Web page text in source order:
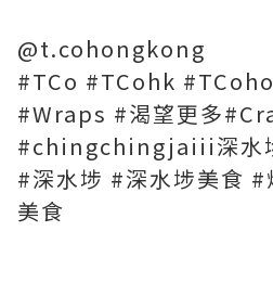
@t.cohongkong
#TCo #TCohk
#Wraps #渴望更多
#chingchingjaiii深水
#深水埗 #深水埗美食
美食